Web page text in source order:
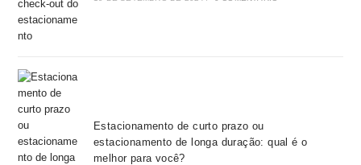
Estacionamento de curto prazo ou
estacionamento de longa duração: qual é o
melhor para você?